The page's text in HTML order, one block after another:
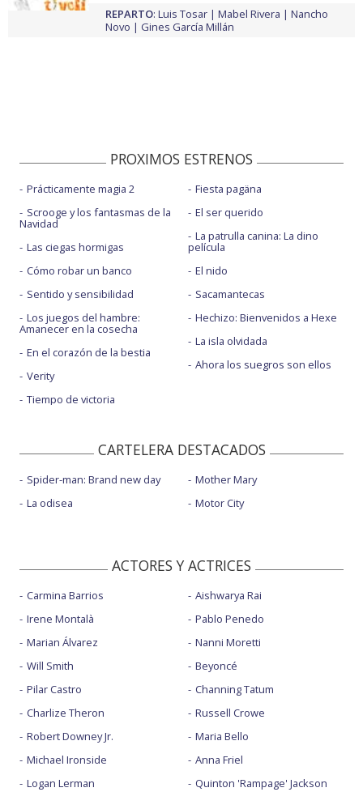
REPARTO: Luis Tosar Mabel Rivera
Nancho
Novo
Gines García Millán
PROXIMOS ESTRENOS
Prácticamente magia 2
Scrooge y los fantasmas de la
Navidad
Las ciegas hormigas
Cómo robar un banco
Sentido y sensibilidad
Los juegos del hambre:
Amanecer en la cosecha
En el corazón de la bestia
Verity
Tiempo de victoria
Fiesta pagäna
El ser querido
La patrulla canina: La dino
película
El nido
Sacamantecas
Hechizo: Bienvenidos a Hexe
La isla olvidada
Ahora los suegros son ellos
CARTELERA DESTACADOS
Spider-man: Brand new day
La odisea
Mother Mary
Motor City
ACTORES Y ACTRICES
Carmina Barrios
Irene Montalà
Marian Álvarez
Will Smith
Pilar Castro
Charlize Theron
Robert Downey Jr.
Michael Ironside
Logan Lerman
Aishwarya Rai
Pablo Penedo
Nanni Moretti
Beyoncé
Channing Tatum
Russell Crowe
Maria Bello
Anna Friel
Quinton 'Rampage' Jackson